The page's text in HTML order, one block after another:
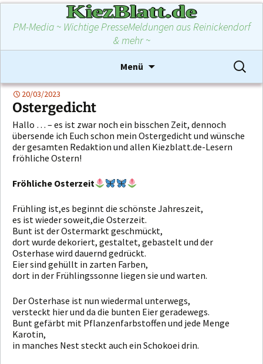
KiezBlatt.de
PM-Media ~ Wichtige PresseMeldungen aus Reinickendorf
& mehr ~
Menü
springen
Suchen
nach:
20/03/2023
Ostergedicht
Hallo … – es ist zwar noch ein bisschen Zeit, dennoch
übersende ich Euch schon mein Ostergedicht und wünsche
der gesamten Redaktion und allen Kiezblatt.de-Lesern
fröhliche Ostern!
Fröhliche Osterzeit
Frühling ist,es beginnt die schönste Jahreszeit,
es ist wieder soweit,die Osterzeit.
Bunt ist der Ostermarkt geschmückt,
dort wurde dekoriert, gestaltet, gebastelt und der
Osterhase wird dauernd gedrückt.
Eier sind gehüllt in zarten Farben,
dort in der Frühlingssonne liegen sie und warten.
Der Osterhase ist nun wiedermal unterwegs,
versteckt hier und da die bunten Eier geradewegs.
Bunt gefärbt mit Pflanzenfarbstoffen und jede Menge
Karotin,
in manches Nest steckt auch ein Schokoei drin.